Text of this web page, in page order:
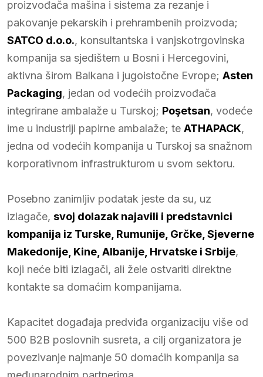
proizvođača mašina i sistema za rezanje i
pakovanje pekarskih i prehrambenih proizvoda;
SATCO d.o.o., konsultantska i vanjskotrgovinska
kompanija sa sjedištem u Bosni i Hercegovini,
aktivna širom Balkana i jugoistočne Evrope; Asten
Packaging, jedan od vodećih proizvođača
integrirane ambalaže u Turskoj; Poşetsan, vodeće
ime u industriji papirne ambalaže; te ATHAPACK,
jedna od vodećih kompanija u Turskoj sa snažnom
korporativnom infrastrukturom u svom sektoru.
Posebno zanimljiv podatak jeste da su, uz
izlagače, svoj dolazak najavili i predstavnici
kompanija iz Turske, Rumunije, Grčke, Sjeverne
Makedonije, Kine, Albanije, Hrvatske i Srbije,
koji neće biti izlagači, ali žele ostvariti direktne
kontakte sa domaćim kompanijama.
Kapacitet događaja predviđa organizaciju više od
500 B2B poslovnih susreta, a cilj organizatora je
povezivanje najmanje 50 domaćih kompanija sa